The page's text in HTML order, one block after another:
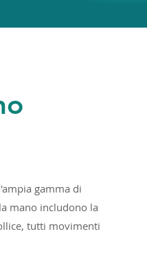
gamma di
mano includono la
tutti movimenti